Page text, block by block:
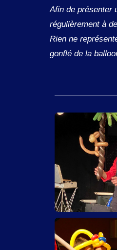
Afin de présenter
régulièrement à
Rien ne
gonflé de la